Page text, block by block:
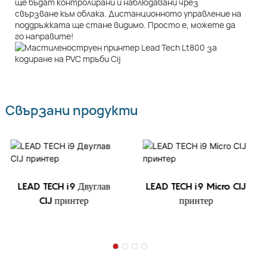
ще бъдат контролирани и наблюдавани чрез
свързване към облака. Дистанционното управление на
поддръжката ще стане видимо. Просто е, можете да
го направите!
Свързани продукти
LEAD TECH i9 Двуглав
CIJ принтер
LEAD TECH i9 Micro CIJ
принтер